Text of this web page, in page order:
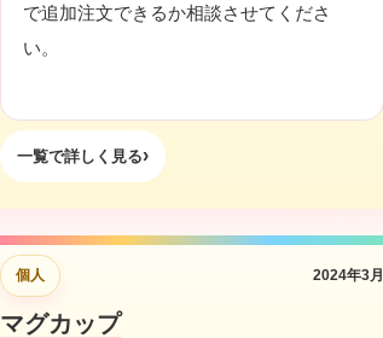
で追加注文できるか相談させてくださ
い。
一覧で詳しく見る
個人 2024年3月
マグカップ